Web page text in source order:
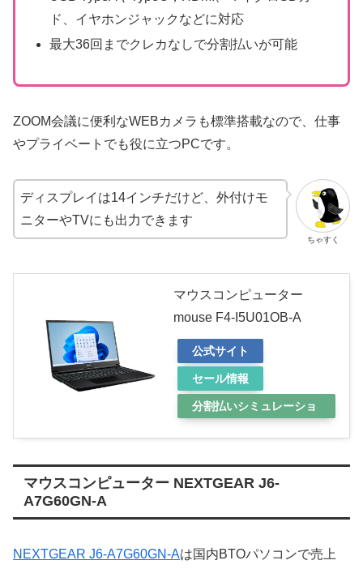
ド、イヤホンジャックなどに対応
最大36回までクレカなしで分割払いが可能
ZOOM会議に便利なWEBカメラも標準搭載なので、仕事
やプライベートでも役に立つPCです。
ちゃすく
ディスプレイは14インチだけど、外付けモ
ニターやTVにも出力できます
マウスコンピューター
mouse F4-I5U01OB-A
公式サイト
セール情報
分割払いシミュレーショ
マウスコンピューター NEXTGEAR J6-
A7G60GN-A
NEXTGEAR J6-A7G60GN-Aは国内BTOパソコンで売上